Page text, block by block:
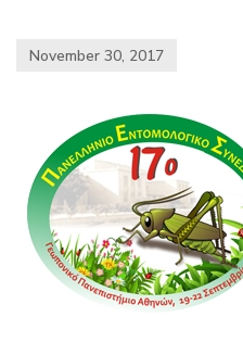
November 30, 2017